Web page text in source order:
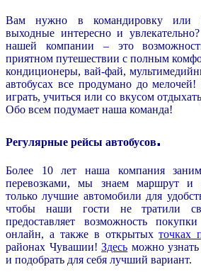
Вам нужно в командировку или
выходные интересно и
нашей компании – это
приятном путешествии с полным
кондиционеры, вай-фай,
автобусах все продумано до
играть, учиться или со вкусом
Обо всем подумает наша команда!
Регулярные рейсы автобусов.
Более 10 лет наша компания
перевозками, мы знаем маршрут и
только лучшие автомобили для
чтобы наши гости не тратили
предоставляет возможность
онлайн, а также в открытых точках
районах Чувашии! Здесь можно
и подобрать для себя лучший вариант.